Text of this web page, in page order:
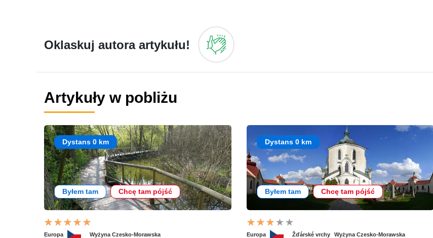
Oklaskuj autora artykułu!
Artykuły w pobliżu
Dystans 0 km
Byłem tam Chcę tam pójść
Europa Wyżyna Czesko-Morawska
Dystans 0 km
Byłem tam Chcę tam pójść
Europa Žďárské vrchy Wyżyna Czesko-Morawska